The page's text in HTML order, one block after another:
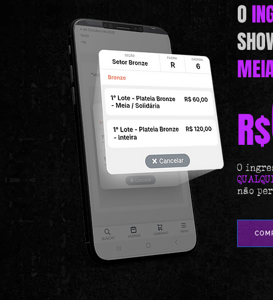
R$
O
não
O